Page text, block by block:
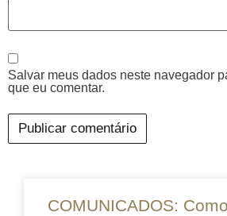
Salvar meus dados neste navegador
que eu comentar.
COMUNICADOS: Como